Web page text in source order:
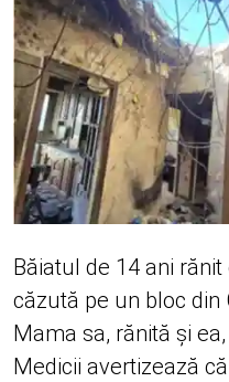
Băiatul de 14 ani
căzută pe un bloc din
Mama sa, rănită și
Medicii avertizează